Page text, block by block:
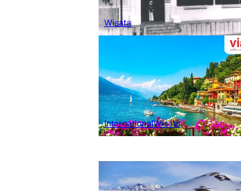
Wisata
InternationalWisata